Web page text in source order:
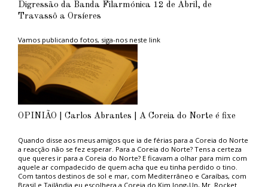
Digressão da Banda Filarmónica 12 de Abril, de
Travassô a Orsíeres
Vamos publicando fotos, siga-nos neste link
OPINIÃO | Carlos Abrantes | A Coreia do Norte é fixe
Quando disse aos meus amigos que ia de férias para a Coreia do Norte
a reacção não se fez esperar. Para a Coreia do Norte? Tens a certeza
que queres ir para a Coreia do Norte? E ficavam a olhar para mim com
aquele ar compadecido de quem acha que eu tinha perdido o tino.
Com tantos destinos de sol e mar, com Mediterrâneo e Caraíbas, com
Brasil e Tailândia eu escolhera a Coreia do Kim Jong-Un, Mr. Rocket